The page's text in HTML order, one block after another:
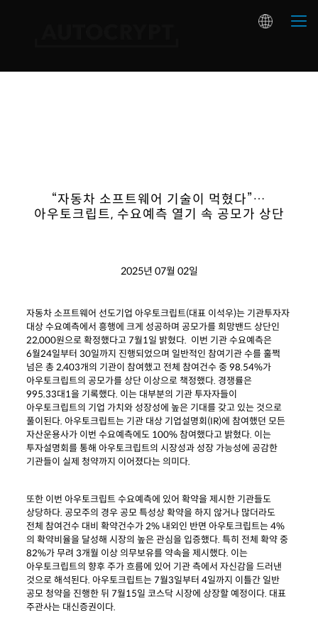
“자동차 소프트웨어 기술이 먹혔다”…
아우토크립트, 수요예측 열기 속 공모가 상단
2025년 07월 02일
자동차 소프트웨어 선도기업 아우토크립트(대표 이석우)는 기관투자자
대상 수요예측에서 흥행에 크게 성공하며 공모가를 희망밴드 상단인
22,000원으로 확정했다고 7월1일 밝혔다. 이번 기관 수요예측은
6월24일부터 30일까지 진행되었으며 일반적인 참여기관 수를 훌쩍
넘은 총 2,403개의 기관이 참여했고 전체 참여건수 중 98.54%가
아우토크립트의 공모가를 상단 이상으로 책정했다. 경쟁률은
995.33대1을 기록했다. 이는 대부분의 기관 투자자들이
아우토크립트의 기업 가치와 성장성에 높은 기대를 갖고 있는 것으로
풀이된다. 아우토크립트는 기관 대상 기업설명회(IR)에 참여했던 모든
자산운용사가 이번 수요예측에도 100% 참여했다고 밝혔다. 이는
투자설명회를 통해 아우토크립트의 시장성과 성장 가능성에 공감한
기관들이 실제 청약까지 이어졌다는 의미다.
또한 이번 아우토크립트 수요예측에 있어 확약을 제시한 기관들도
상당하다. 공모주의 경우 공모 특성상 확약을 하지 않거나 많더라도
전체 참여건수 대비 확약건수가 2% 내외인 반면 아우토크립트는 4%
의 확약비율을 달성해 시장의 높은 관심을 입증했다. 특히 전체 확약 중
82%가 무려 3개월 이상 의무보유를 약속을 제시했다. 이는
아우토크립트의 향후 주가 흐름에 있어 기관 측에서 자신감을 드러낸
것으로 해석된다. 아우토크립트는 7월3일부터 4일까지 이틀간 일반
공모 청약을 진행한 뒤 7월15일 코스닥 시장에 상장할 예정이다. 대표
주관사는 대신증권이다.